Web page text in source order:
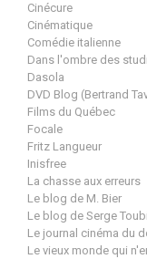
Cinécure
Cinématique
Comédie italienne
Dans l'ombre des
Dasola
DVD Blog (Bertrand
Films du Québec
Focale
Fritz Langueur
Inisfree
La chasse aux erreurs
Le blog de M. Bier
Le blog de Serge
Le journal cinéma du
Le vieux monde qui